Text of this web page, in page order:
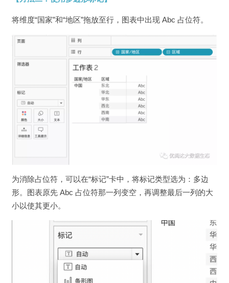
将维度“国家”和“地区”拖放至行，图表中出现 Abc 占位符。
为消除占位符，可以在“标记”卡中，将标记类型选为：多边
形。图表原先 Abc 占位符那一列变空，再调整最后一列的大
小以使其更小。